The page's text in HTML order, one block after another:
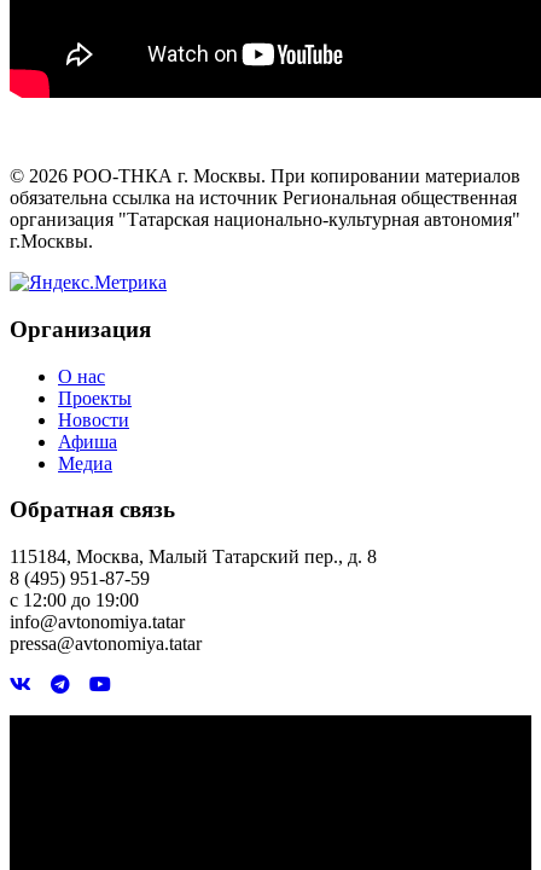
© 2026 РОО-ТНКА г. Москвы. При копировании материалов
обязательна ссылка на источник Региональная общественная
организация "Татарская национально-культурная автономия"
г.Москвы.
Организация
О нас
Проекты
Новости
Афиша
Медиа
Обратная связь
115184, Москва, Малый Татарский пер., д. 8
8 (495) 951-87-59
с 12:00 до 19:00
info@avtonomiya.tatar
pressa@avtonomiya.tatar